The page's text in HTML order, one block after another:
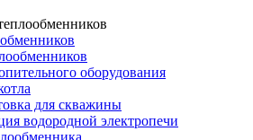
оборудования
для скважины
водородной электропечи